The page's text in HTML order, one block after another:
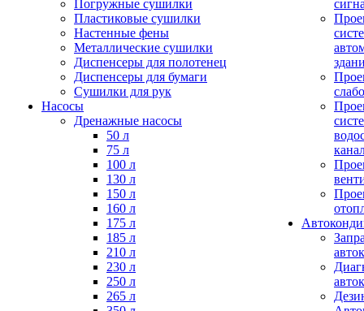
Погружные сушилки
Пластиковые сушилки
Настенные фены
Металлические сушилки
Диспенсеры для полотенец
Диспенсеры для бумаги
Сушилки для рук
Насосы
Дренажные насосы
50 л
75 л
100 л
130 л
150 л
160 л
175 л
185 л
210 л
230 л
250 л
265 л